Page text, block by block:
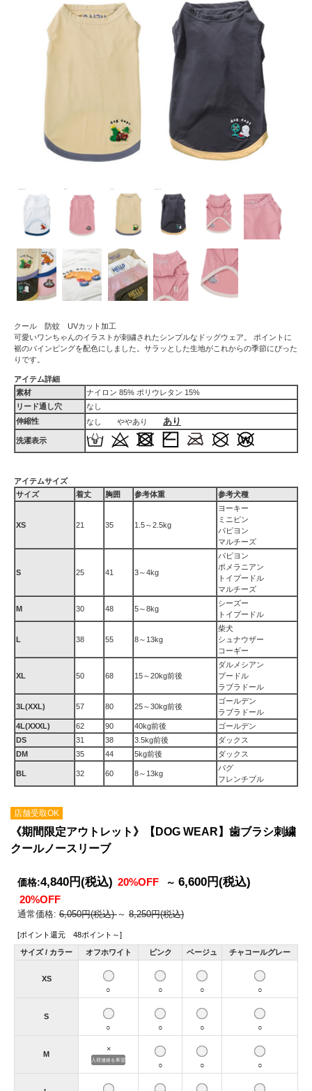
クール 防蚊 UVカット加工
可愛いワンちゃんのイラストが刺繍されたシンプルなドッグウェア。 ポイントに
裾のパインピングを配色にしました。サラッとした生地がこれからの季節にぴった
りです。
アイテム詳細
素材
ナイロン 85% ポリウレタン 15%
リード通し穴
なし
伸縮性
なし ややあり あり
洗濯表示
アイテムサイズ
サイズ
着丈 胸囲 参考体重 参考犬種
XS 21 35 1.5～2.5kg
ヨーキー
ミニピン
パピヨン
マルチーズ
S 25 41 3～4kg
パピヨン
ポメラニアン
トイプードル
マルチーズ
M 30 48 5～8kg
シーズー
トイプードル
L 38 55 8～13kg
柴犬
シュナウザー
コーギー
XL 50 68 15～20kg前後
ダルメシアン
プードル
ラブラドール
3L(XXL) 57 80 25～30kg前後
ゴールデン
ラブラドール
4L(XXXL)
62 90 40kg前後
ゴールデン
DS
31 38 3.5kg前後
ダックス
DM
35 44 5kg前後 ダックス
BL 32 60 8～13kg
パグ
フレンチブル
店舗受取OK
《期間限定アウトレット》【DOG WEAR】歯ブラシ刺繍
クールノースリーブ
価格:4,840円(税込) 20%OFF ～ 6,600円(税込)
20%OFF
通常価格: 6,050円(税込)～ 8,250円(税込)
[ポイント還元 48ポイント～]
サイズ / カラー オフホワイト ピンク ベージュ チャコールグレー
XS
○
○ ○ ○
S
○
○ ○ ○
M
×
入荷連絡を希望
○ ○ ○